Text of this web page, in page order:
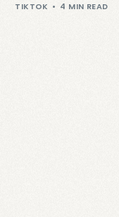
TIKTOK 4 MIN READ
HOT